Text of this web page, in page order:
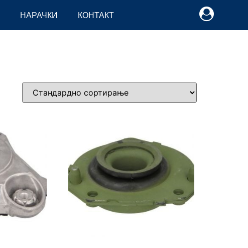
НАРАЧКИ КОНТАКТ